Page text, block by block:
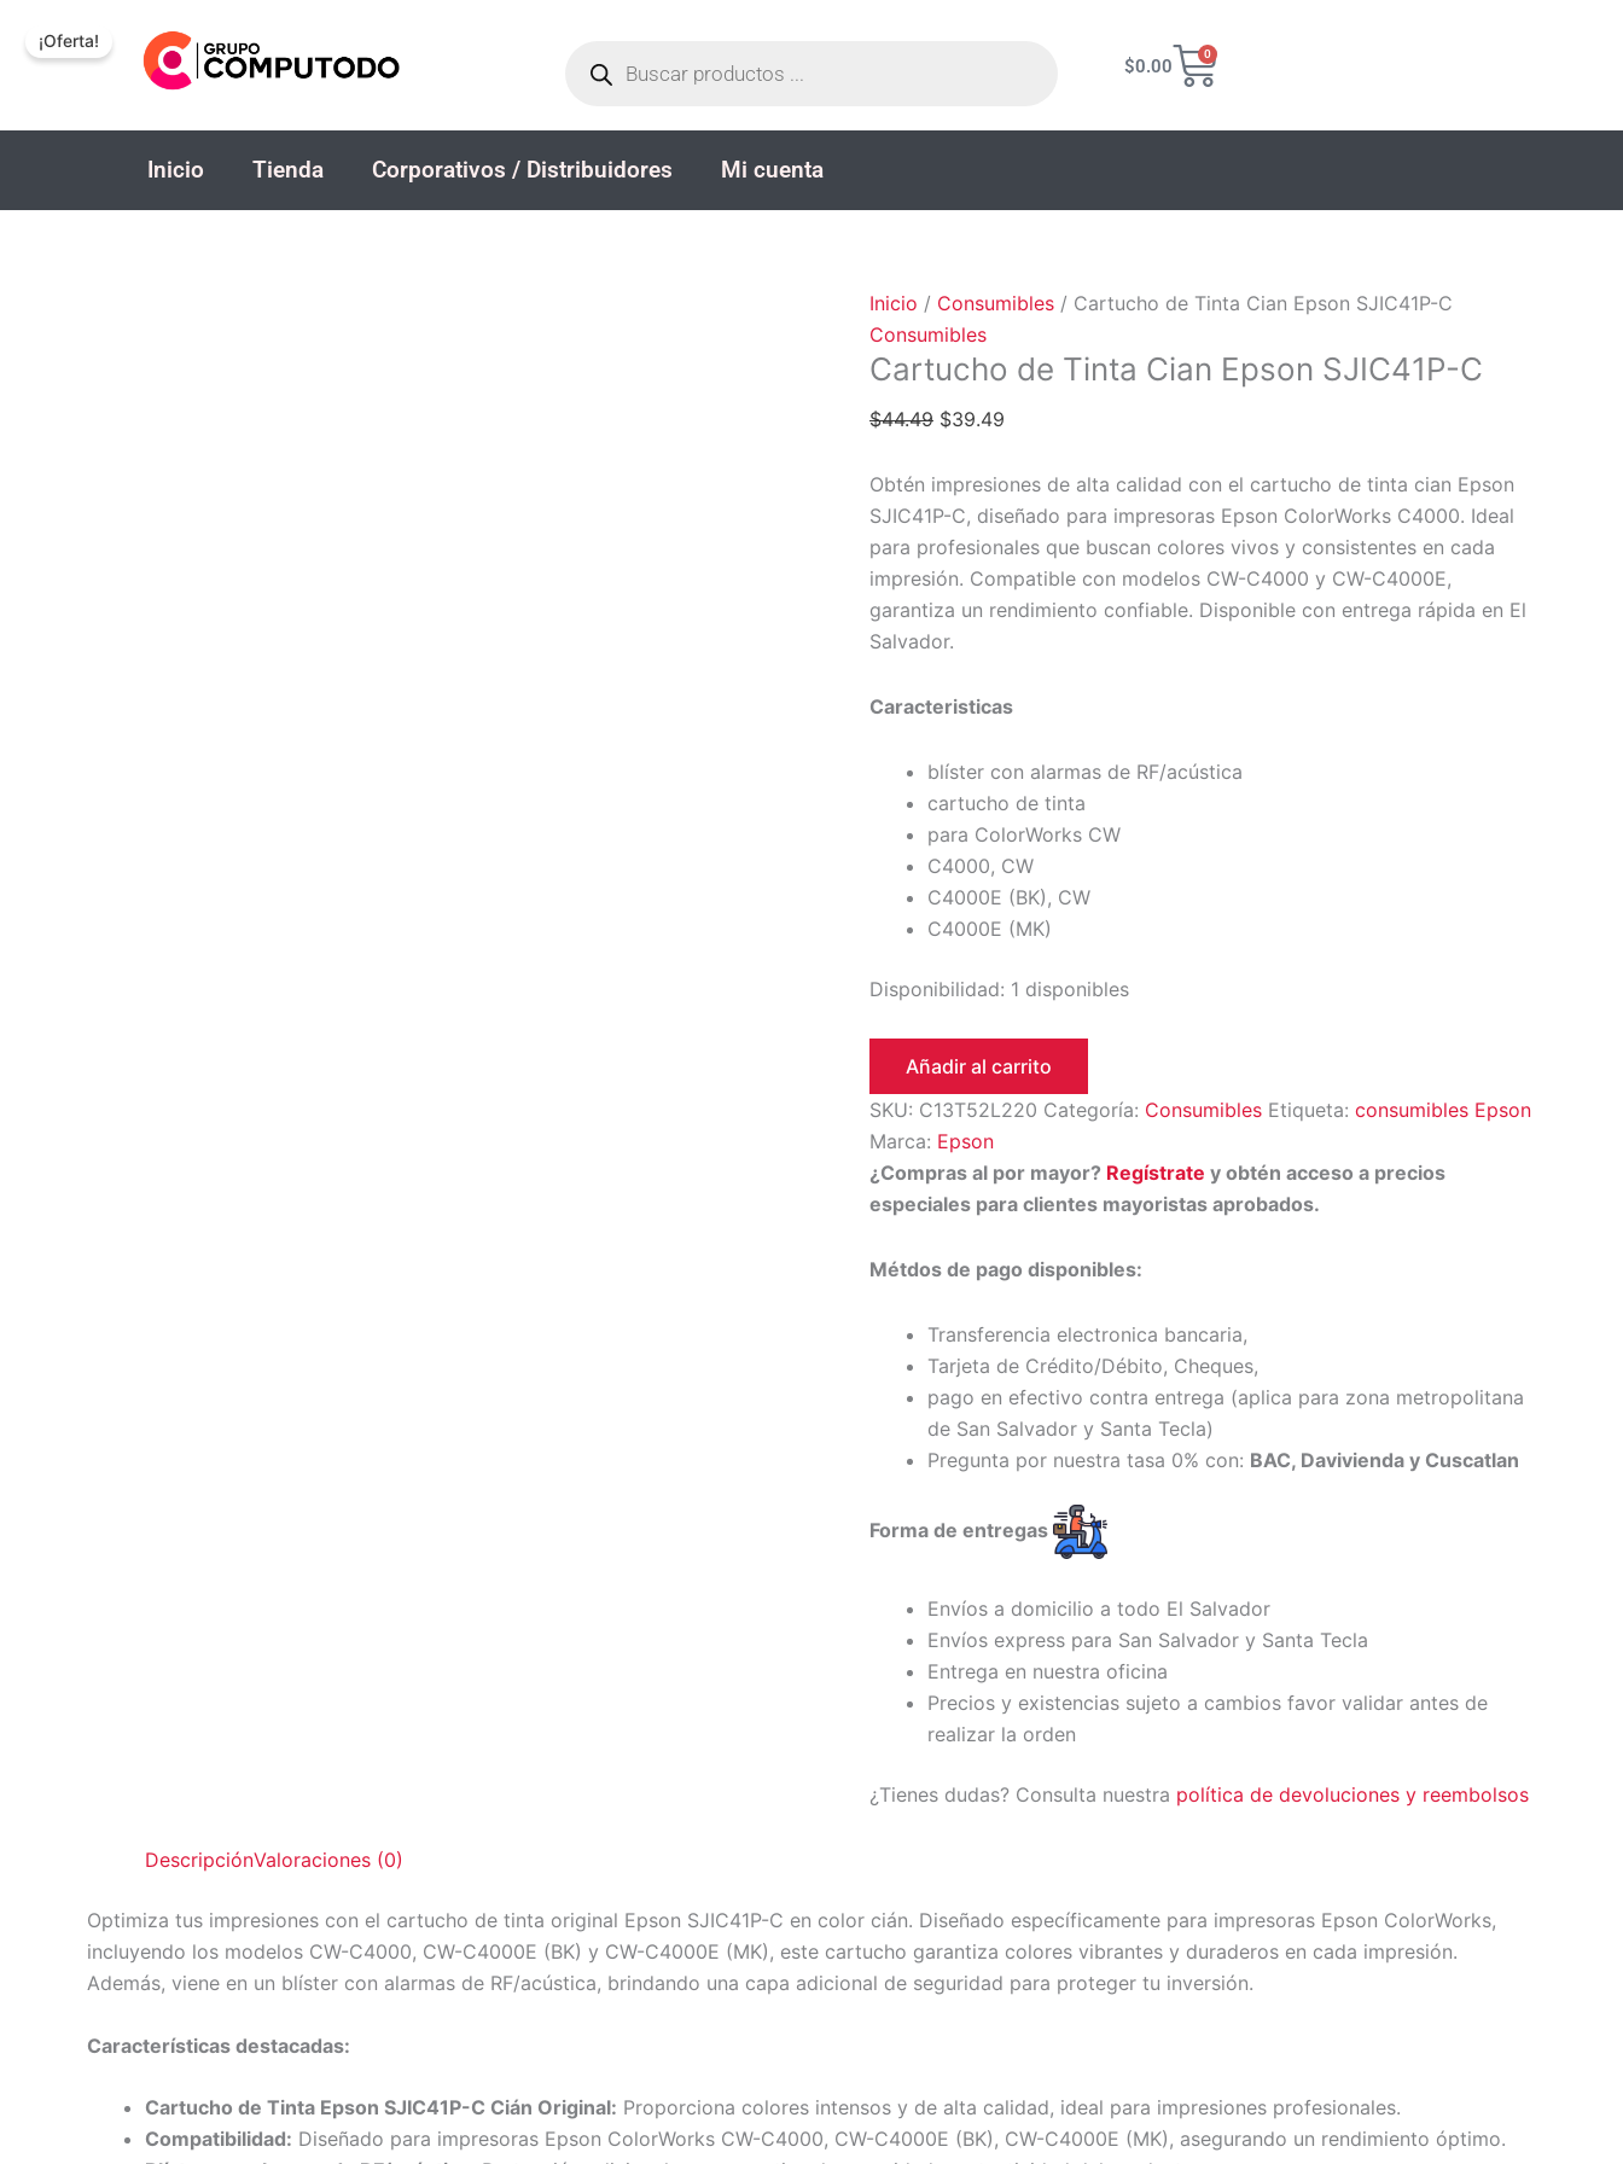
productos
$0.00
0
Carrito
Inicio Tienda Corporativos / Distribuidores Mi cuenta
¡Oferta!
Inicio / Consumibles / Cartucho de Tinta Cian Epson SJIC41P-C
Consumibles
Cartucho de Tinta Cian Epson SJIC41P-C
$44.49 $39.49
Obtén impresiones de alta calidad con el cartucho de tinta cian Epson
SJIC41P-C, diseñado para impresoras Epson ColorWorks C4000. Ideal
para profesionales que buscan colores vivos y consistentes en cada
impresión. Compatible con modelos CW-C4000 y CW-C4000E,
garantiza un rendimiento confiable. Disponible con entrega rápida en El
Salvador.
Caracteristicas
blíster con alarmas de RF/acústica
cartucho de tinta
para ColorWorks CW
C4000, CW
C4000E (BK), CW
C4000E (MK)
Disponibilidad: 1 disponibles
Añadir al carrito
SKU: C13T52L220 Categoría: Consumibles Etiqueta: consumibles Epson
Marca: Epson
¿Compras al por mayor? Regístrate y obtén acceso a precios
especiales para clientes mayoristas aprobados.
Métdos de pago disponibles:
Transferencia electronica bancaria,
Tarjeta de Crédito/Débito, Cheques,
pago en efectivo contra entrega (aplica para zona metropolitana
de San Salvador y Santa Tecla)
Pregunta por nuestra tasa 0% con: BAC, Davivienda y Cuscatlan
Forma de entregas
Envíos a domicilio a todo El Salvador
Envíos express para San Salvador y Santa Tecla
Entrega en nuestra oficina
Precios y existencias sujeto a cambios favor validar antes de
realizar la orden
¿Tienes dudas? Consulta nuestra política de devoluciones y reembolsos
DescripciónValoraciones (0)
Optimiza tus impresiones con el cartucho de tinta original Epson SJIC41P-C en color cián. Diseñado específicamente para impresoras Epson ColorWorks,
incluyendo los modelos CW-C4000, CW-C4000E (BK) y CW-C4000E (MK), este cartucho garantiza colores vibrantes y duraderos en cada impresión.
Además, viene en un blíster con alarmas de RF/acústica, brindando una capa adicional de seguridad para proteger tu inversión.
Características destacadas:
Cartucho de Tinta Epson SJIC41P-C Cián Original: Proporciona colores intensos y de alta calidad, ideal para impresiones profesionales.
Compatibilidad: Diseñado para impresoras Epson ColorWorks CW-C4000, CW-C4000E (BK), CW-C4000E (MK), asegurando un rendimiento óptimo.